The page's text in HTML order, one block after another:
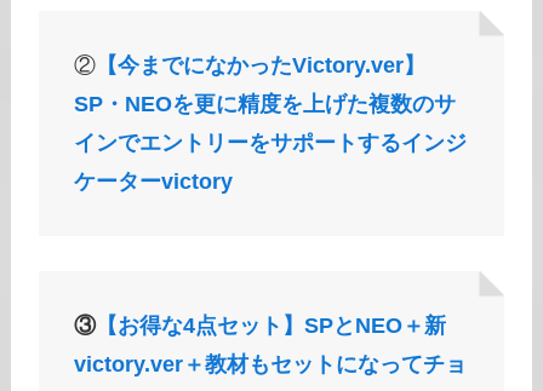
② 【今までになかったVictory.ver】
SP・NEOを更に精度を上げた複数のサ
インでエントリーをサポートするインジ
ケーターvictory
③【お得な4点セット】SPとNEO＋新
victory.ver＋教材もセットになってチョ